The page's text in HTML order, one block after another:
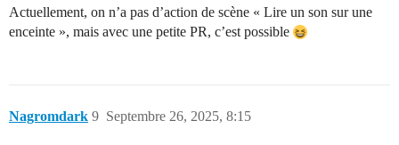
Actuellement, on n’a pas d’action de scène « Lire un son sur une
enceinte », mais avec une petite PR, c’est possible
Nagromdark Septembre 26, 2025, 8:15
9